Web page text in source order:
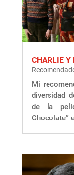
CHARLIE Y
Mi
diversidad
de la
Chocolate”